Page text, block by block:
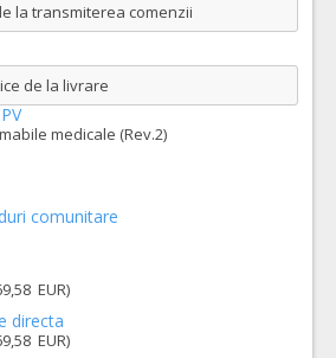
la transmiterea comenzii
de la livrare
medicale (Rev.2)
comunitare
EUR)
directa
EUR)